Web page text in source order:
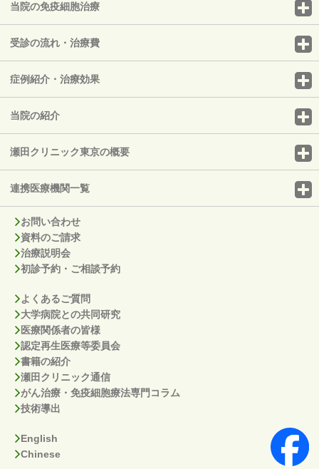
当院の免疫細胞治療
受診の流れ・治療費
症例紹介・治療効果
当院の紹介
瀬田クリニック東京の概要
連携医療機関一覧
お問い合わせ
資料のご請求
治療説明会
初診予約・ご相談予約
よくあるご質問
大学病院との共同研究
医療関係者の皆様
認定再生医療等委員会
書籍の紹介
瀬田クリニック通信
がん治療・免疫細胞療法専門コラム
技術導出
English
Chinese